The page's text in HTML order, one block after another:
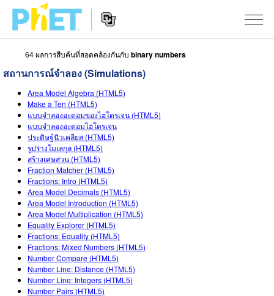
สืบค้น
ภายใน
เว็บไซต์
ของ
PhET
Navigation
สถานการณ์จำลอง
All Sims
ฟิสิกส์
คณิตศาสตร์
เคมี
วิทยาศาสตร์ของโลก
ชีววิทยา
สถานการณ์จำลองที่แปลภาษาแล้ว
STUDIO
About Studio
Customizable Sims
Start a Free Trial
Purchase a License
TEACHING
ค้นหากิจกรรม
ร่วมแบ่งปันกิจกรรม
Activity Contribution Guidelines
Virtual Workshops
Professional Learning with PhET
Teaching with PhET
งานวิจัย
INITIATIVES
Inclusive Design
PhET Global
Data Fluency
DEIB in STEM Ed
เข้าสู่ระบบ / สมัครเพื่อเข้าใช้ระบบ
เข้าสู่ระบบ / สมัครเพื่อเข้าใช้ระบบ
64 ผลการสืบค้นที่สอดคล้องกันกับ binary numbers
สถานการณ์จำลอง (Simulations)
Area Model Algebra (HTML5)
Make a Ten (HTML5)
แบบจำลองอะตอมของไฮโดรเจน (HTML5)
แบบจำลองอะตอมไฮโดรเจน
ประดิษฐ์นิวเคลียส (HTML5)
รูปร่างโมเลกุล (HTML5)
สร้างเศษส่วน (HTML5)
Fraction Matcher (HTML5)
Fractions: Intro (HTML5)
Area Model Decimals (HTML5)
Area Model Introduction (HTML5)
Area Model Multiplication (HTML5)
Equality Explorer (HTML5)
Fractions: Equality (HTML5)
Fractions: Mixed Numbers (HTML5)
Number Compare (HTML5)
Number Line: Distance (HTML5)
Number Line: Integers (HTML5)
Number Pairs (HTML5)